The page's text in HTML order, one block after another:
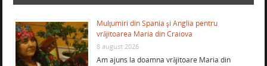
Mulţumiri din Spania şi Anglia pentru
vrăjitoarea Maria din Craiova
8 august 2026
Am ajuns la doamna vrăjitoare Maria din